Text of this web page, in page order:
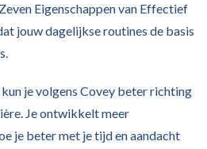
Eigenschappen van Effectief
jouw dagelijkse routines de basis
je volgens Covey beter richting
Je ontwikkelt meer
je beter met je tijd en aandacht